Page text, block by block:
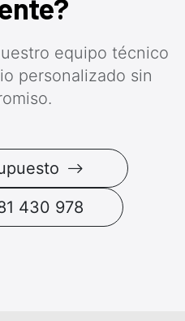
equipo técnico
personalizado sin
430 978